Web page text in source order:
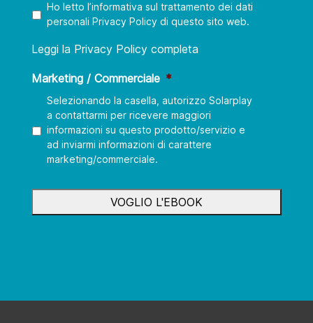
Ho letto l’informativa sul trattamento dei dati
personali Privacy Policy di questo sito web.
Leggi la Privacy Policy completa
Marketing / Commerciale *
Selezionando la casella, autorizzo Solarplay
a contattarmi per ricevere maggiori
informazioni su questo prodotto/servizio e
ad inviarmi informazioni di carattere
marketing/commerciale.